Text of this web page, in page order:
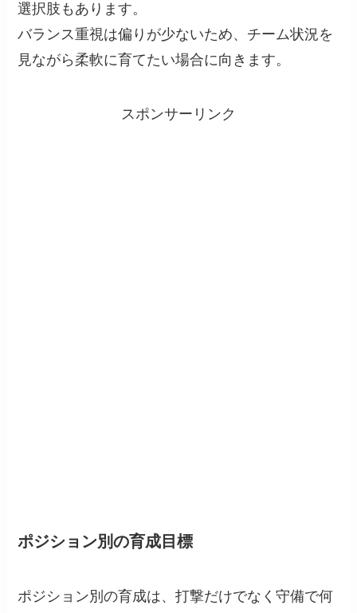
選択肢もあります。
バランス重視は偏りが少ないため、チーム状況を
見ながら柔軟に育てたい場合に向きます。
スポンサーリンク
ポジション別の育成目標
ポジション別の育成は、打撃だけでなく守備で何